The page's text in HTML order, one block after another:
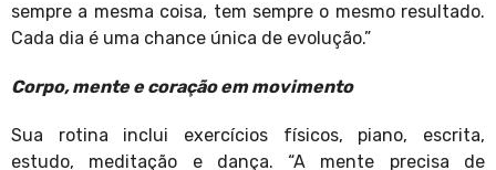
sempre a mesma coisa, tem sempre o mesmo resultado.
Cada dia é uma chance única de evolução.”
Corpo, mente e coração em movimento
Sua rotina inclui exercícios físicos, piano, escrita,
estudo, meditação e dança. “A mente precisa de